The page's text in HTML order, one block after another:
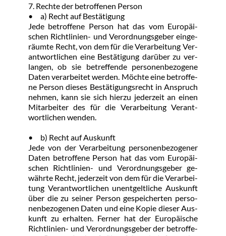
7. Rech­te der be­trof­fe­nen Per­son
•	a) Recht auf Be­stä­ti­gung
Je­de be­trof­fe­ne Per­son hat das vom Eu­ro­päi­
schen Richt­li­ni­en- und Ver­ord­nungs­ge­ber ein­ge­
räum­te Recht, von dem für die Ver­ar­bei­tung Ver­
ant­wort­li­chen ei­ne Be­stä­ti­gung dar­über zu ver­
lan­gen, ob sie be­tref­fen­de per­so­nen­be­zo­ge­ne
Da­ten ver­ar­bei­tet wer­den. Möch­te ei­ne be­trof­fe­
ne Per­son die­ses Be­stä­ti­gungs­recht in An­spruch
neh­men, kann sie sich hier­zu je­der­zeit an ei­nen
Mit­ar­bei­ter des für die Ver­ar­bei­tung Ver­ant­
wort­li­chen wen­den.
•	b) Recht auf Aus­kunft
Je­de von der Ver­ar­bei­tung per­so­nen­be­zo­ge­ner
Da­ten be­trof­fe­ne Per­son hat das vom Eu­ro­päi­
schen Richt­li­ni­en- und Ver­ord­nungs­ge­ber ge­
währ­te Recht, je­der­zeit von dem für die Ver­ar­bei­
tung Ver­ant­wort­li­chen un­ent­gelt­li­che Aus­kunft
über die zu sei­ner Per­son ge­spei­cher­ten per­so­
nen­be­zo­ge­nen Da­ten und ei­ne Ko­pie die­ser Aus­
kunft zu er­hal­ten. Fer­ner hat der Eu­ro­päi­sche
Richt­li­ni­en- und Ver­ord­nungs­ge­ber der be­trof­fe­